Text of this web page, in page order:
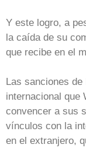
Y este logro, a
la caída de su
que recibe en el
Las sanciones
internacional que
convencer a sus
vínculos con la
en el extranjero,